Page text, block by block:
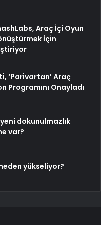
Araç İçi Oyun
İçin
‘Parivartan’ Araç
Programını Onayladı
dokunulmazlık
var?
yükseliyor?